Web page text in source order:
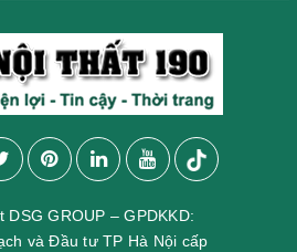
GROUP – GPDKKD:
và Đầu tư TP Hà Nội cấp